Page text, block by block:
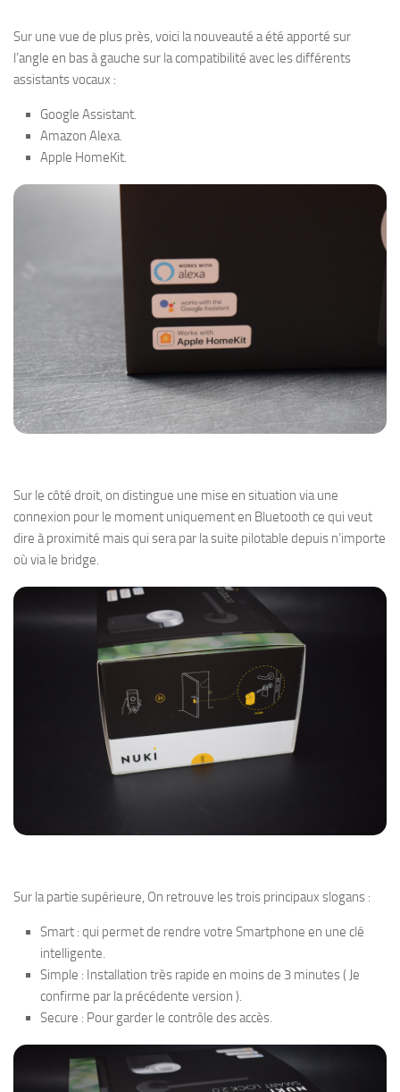
Sur une vue de plus près, voici la nouveauté a été apporté sur
l’angle en bas à gauche sur la compatibilité avec les différents
assistants vocaux :
Google Assistant.
Amazon Alexa.
Apple HomeKit.
Sur le côté droit, on distingue une mise en situation via une
connexion pour le moment uniquement en Bluetooth ce qui veut
dire à proximité mais qui sera par la suite pilotable depuis n’importe
où via le bridge.
Sur la partie supérieure, On retrouve les trois principaux slogans :
Smart : qui permet de rendre votre Smartphone en une clé
intelligente.
Simple : Installation très rapide en moins de 3 minutes ( Je
confirme par la précédente version ).
Secure : Pour garder le contrôle des accès.